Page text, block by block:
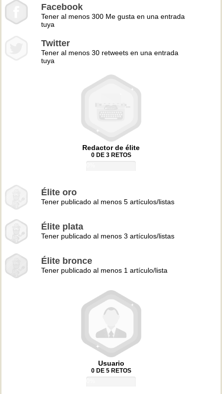
Facebook
Tener al menos 300 Me gusta en una entrada
tuya
Twitter
Tener al menos 30 retweets en una entrada
tuya
Redactor de élite
0 DE 3 RETOS
Élite oro
Tener publicado al menos 5 artículos/listas
Élite plata
Tener publicado al menos 3 artículos/listas
Élite bronce
Tener publicado al menos 1 artículo/lista
Usuario
0 DE 5 RETOS